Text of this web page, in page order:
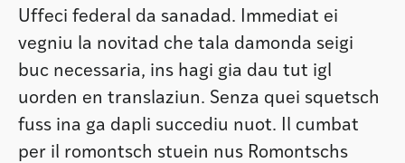
Uffeci federal da sanadad. Immediat ei
vegniu la novitad che tala damonda seigi
buc necessaria, ins hagi gia dau tut igl
uorden en translaziun. Senza quei squetsch
fuss ina ga dapli succediu nuot. Il cumbat
per il romontsch stuein nus Romontschs